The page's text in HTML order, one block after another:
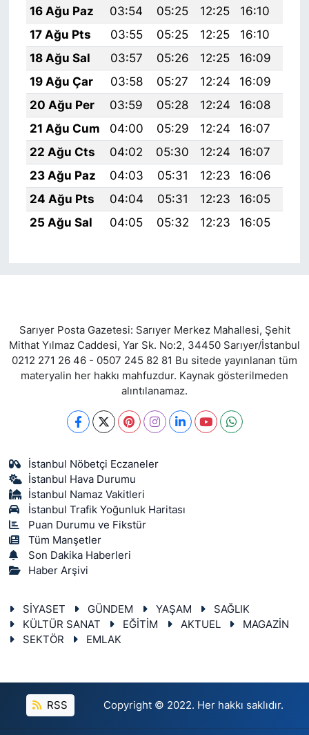
16 Ağu Paz
03:54 05:25 12:25 16:10
17 Ağu Pts
03:55 05:25 12:25 16:10
18 Ağu Sal
03:57 05:26 12:25 16:09
19 Ağu Çar
03:58 05:27 12:24 16:09
20 Ağu Per
03:59 05:28 12:24 16:08
21 Ağu Cum
04:00 05:29 12:24 16:07
22 Ağu Cts
04:02 05:30 12:24 16:07
23 Ağu Paz
04:03 05:31 12:23 16:06
24 Ağu Pts
04:04 05:31 12:23 16:05
25 Ağu Sal
04:05 05:32 12:23 16:05
Sarıyer Posta Gazetesi: Sarıyer Merkez Mahallesi, Şehit
Mithat Yılmaz Caddesi, Yar Sk. No:2, 34450 Sarıyer/İstanbul
0212 271 26 46 - 0507 245 82 81 Bu sitede yayınlanan tüm
materyalin her hakkı mahfuzdur. Kaynak gösterilmeden
alıntılanamaz.
İstanbul Nöbetçi Eczaneler
İstanbul Hava Durumu
İstanbul Namaz Vakitleri
İstanbul Trafik Yoğunluk Haritası
Puan Durumu ve Fikstür
Tüm Manşetler
Son Dakika Haberleri
Haber Arşivi
SİYASET GÜNDEM YAŞAM
SAĞLIK
KÜLTÜR SANAT
EĞİTİM AKTUEL
MAGAZİN
SEKTÖR
EMLAK
RSS Copyright © 2022. Her hakkı saklıdır.